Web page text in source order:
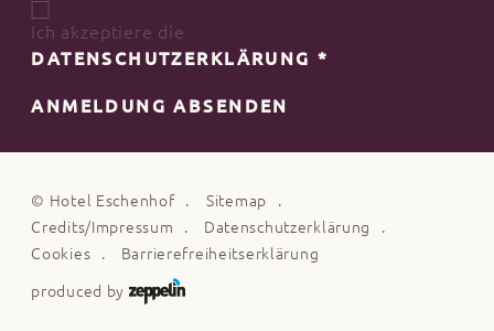
Ich akzeptiere die
DATENSCHUTZERKLÄRUNG*
ANMELDUNG ABSENDEN
© Hotel Eschenhof
Sitemap
Credits/Impressum
Datenschutzerklärung
Cookies
Barrierefreiheitserklärung
produced by